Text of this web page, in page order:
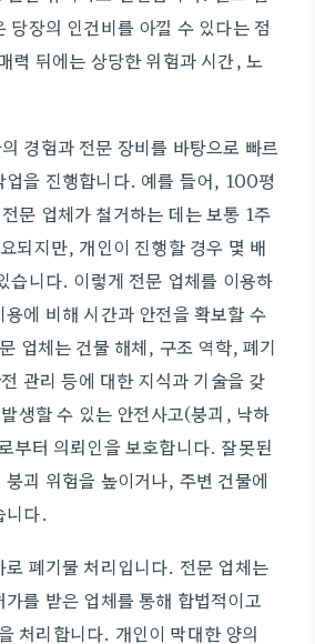
당장의 인건비를 아낄 수 있다는 점
력 뒤에는 상당한 위험과 시간, 노
경험과 전문 장비를 바탕으로 빠르
업을 진행합니다. 예를 들어, 100평
문 업체가 철거하는 데는 보통 1주
되지만, 개인이 진행할 경우 몇 배
습니다. 이렇게 전문 업체를 이용하
에 비해 시간과 안전을 확보할 수
업체는 건물 해체, 구조 역학, 폐기
관리 등에 대한 지식과 기술을 갖
생할 수 있는 안전사고(붕괴, 낙하
부터 의뢰인을 보호합니다. 잘못된
붕괴 위험을 높이거나, 주변 건물에
니다.
로 폐기물 처리입니다. 전문 업체는
를 받은 업체를 통해 합법적이고
처리합니다. 개인이 막대한 양의